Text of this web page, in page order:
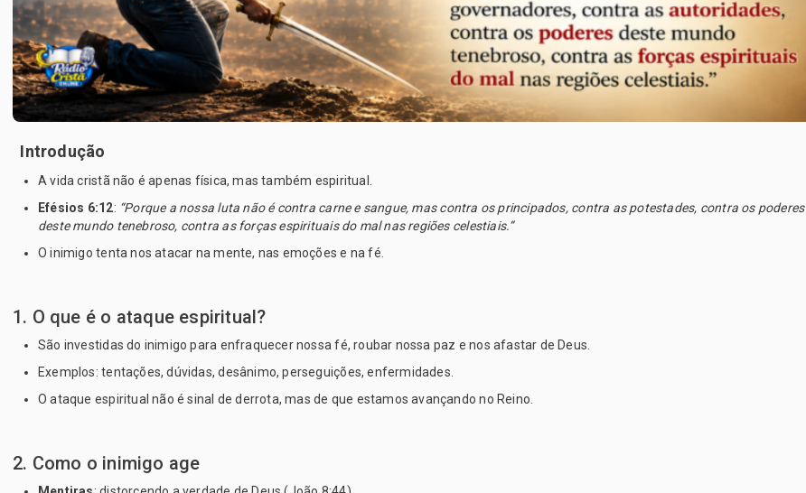
Introdução
A vida cristã não é apenas física, mas também espiritual.
Efésios 6:12: “Porque a nossa luta não é contra carne e sangue, mas contra os principados, contra as potestades, contra os poderes
deste mundo tenebroso, contra as forças espirituais do mal nas regiões celestiais.”
O inimigo tenta nos atacar na mente, nas emoções e na fé.
1. O que é o ataque espiritual?
São investidas do inimigo para enfraquecer nossa fé, roubar nossa paz e nos afastar de Deus.
Exemplos: tentações, dúvidas, desânimo, perseguições, enfermidades.
O ataque espiritual não é sinal de derrota, mas de que estamos avançando no Reino.
2. Como o inimigo age